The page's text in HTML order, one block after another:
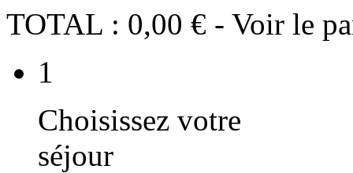
TOTAL : 0,00 € - Voir le
1
Choisissez votre
séjour